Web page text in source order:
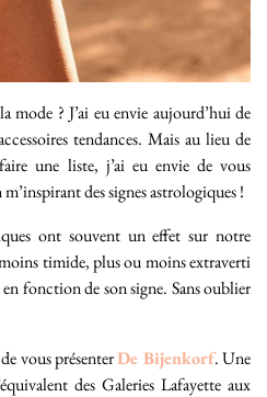
mode ? J’ai eu envie aujourd’hui de
tendances. Mais au lieu de
une liste, j’ai eu envie de vous
des signes astrologiques !
ont souvent un effet sur notre
timide, plus ou moins extraverti
fonction de son signe. Sans oublier
vous présenterDe Bijenkorf. Une
des Galeries Lafayette aux